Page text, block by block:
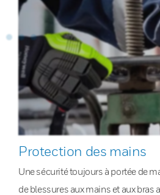
Protection des mains
Une sécurité toujours à portée de
de blessures aux mains et aux bras